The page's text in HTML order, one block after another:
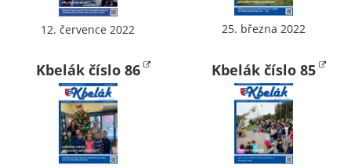
12. července 2022 25. března 2022
Kbelák číslo 86 Kbelák číslo 85
návštěvě,
ztrácíme
analýzy
výkonu a
optimalizace
opatření.